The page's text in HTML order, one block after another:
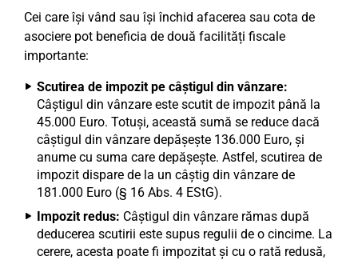
Cei care își vând sau își închid afacerea sau cota de
asociere pot beneficia de două facilități fiscale
importante:
Scutirea de impozit pe câștigul din vânzare:
Câștigul din vânzare este scutit de impozit până la
45.000 Euro. Totuși, această sumă se reduce dacă
câștigul din vânzare depășește 136.000 Euro, și
anume cu suma care depășește. Astfel, scutirea de
impozit dispare de la un câștig din vânzare de
181.000 Euro (§ 16 Abs. 4 EStG).
Impozit redus: Câștigul din vânzare rămas după
deducerea scutirii este supus regulii de o cincime. La
cerere, acesta poate fi impozitat și cu o rată redusă,